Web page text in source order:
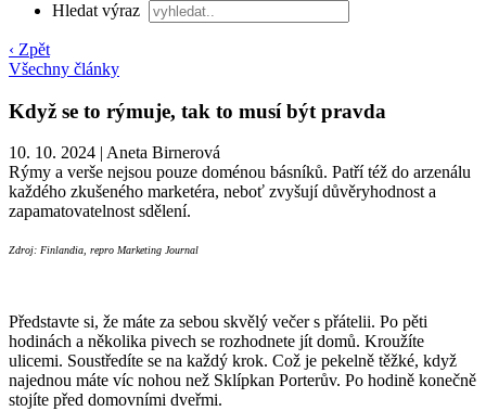
Hledat výraz
‹ Zpět
Všechny články
Když se to rýmuje, tak to musí být pravda
10. 10. 2024 | Aneta Birnerová
Rýmy a verše nejsou pouze doménou básníků. Patří též do arzenálu
každého zkušeného marketéra, neboť zvyšují důvěryhodnost a
zapamatovatelnost sdělení.
Zdroj: Finlandia, repro Marketing Journal
Představte si, že máte za sebou skvělý večer s přátelii. Po pěti
hodinách a několika pivech se rozhodnete jít domů. Kroužíte
ulicemi. Soustředíte se na každý krok. Což je pekelně těžké, když
najednou máte víc nohou než Sklípkan Porterův. Po hodině konečně
stojíte před domovními dveřmi.